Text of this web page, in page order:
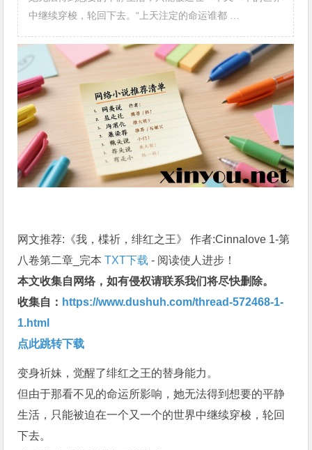
中继续穿梭，轮回下去。“上天注定的命运谁都 …
网文推荐:《我，楪祈，绯红之王》 作者:Cinnalove 1-第
八卷第二章_完本TXT下载 - 阅读使人进步！
本文收集自网络，如有侵权请联系我们将尽快删除。
收集自： https://www.dushuh.com/thread-572468-1-
1.html
点此跳转下载
变身祈妹，觉醒了绯红之王的替身能力。
但由于那看不见的命运所影响，她无法得到想要的平静
生活，只能被迫在一个又一个的世界中继续穿梭，轮回
下去。